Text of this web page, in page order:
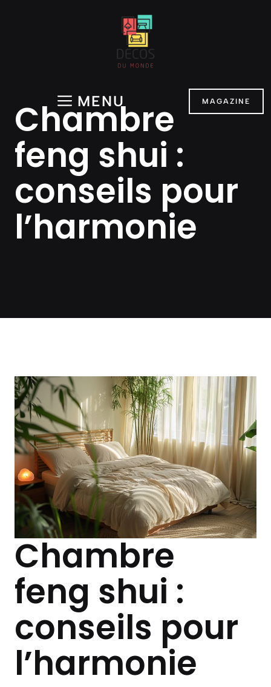
MENU MAGAZINE
Chambre
feng shui :
conseils pour
l’harmonie
Chambre
feng shui :
conseils pour
l’harmonie